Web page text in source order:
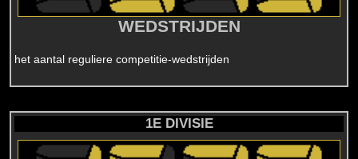
WEDSTRIJDEN
het aantal reguliere competitie-wedstrijden
1E DIVISIE